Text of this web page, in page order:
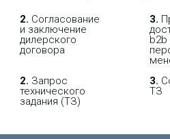
2. Согласование
и заключение
дилерского
договора
3.
b2b
2. Запрос
технического
задания (ТЗ)
3.
ТЗ